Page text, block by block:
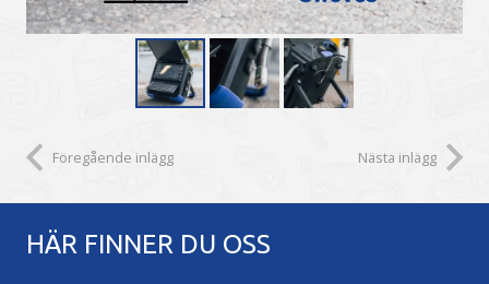
Föregående inlägg Nästa inlägg
HÄR FINNER DU OSS